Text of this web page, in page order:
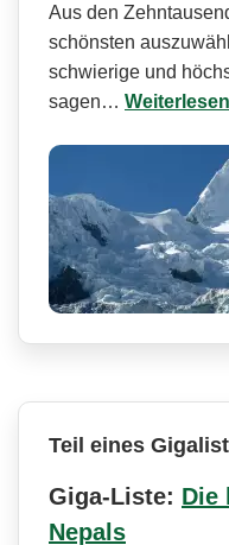
Aus den
schönsten
schwierige und
sagen… Weiterlesen
Teil eines
Giga-Liste: Die
Nepals